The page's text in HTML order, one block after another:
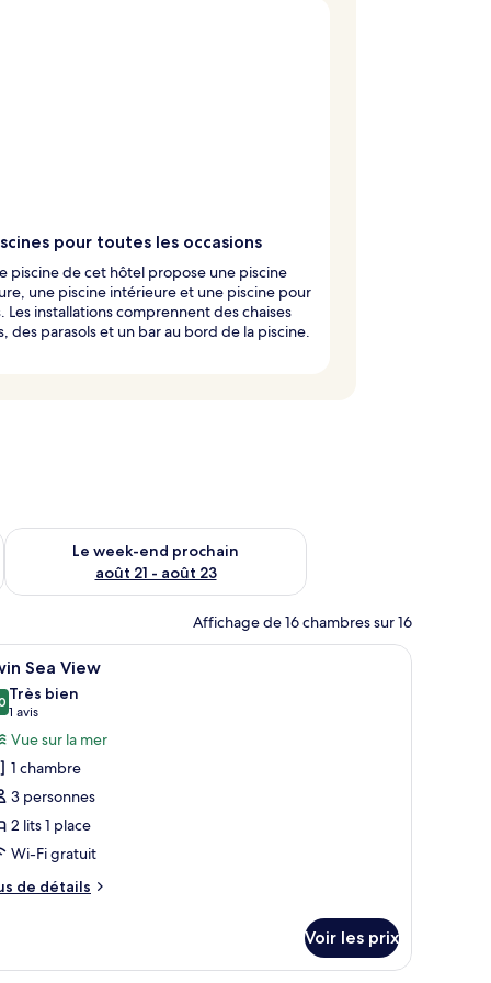
pour toutes les occasions
piscine de cet hôtel propose une piscine
une piscine intérieure et une piscine pour
Les installations comprennent des chaises
des parasols et un bar au bord de la piscine.
août 14 - août 16
Le week-end prochain
août 21 - août 23
Vérifier la disponibilité pour le week-end prochain août 21 -
Affichage de 16 chambres sur 16
un immeuble.
de verre, des toilettes et un sol carrelé.
:
Une chambre d’hôtel avec un lit, un
3 Sea View
sur 10
Très bien
1 avis
(1 avis)
Vue sur la mer
1 chambre
3 personnes
2 lits 1 place
Wi-Fi gratuit
de détails
Voir les prix